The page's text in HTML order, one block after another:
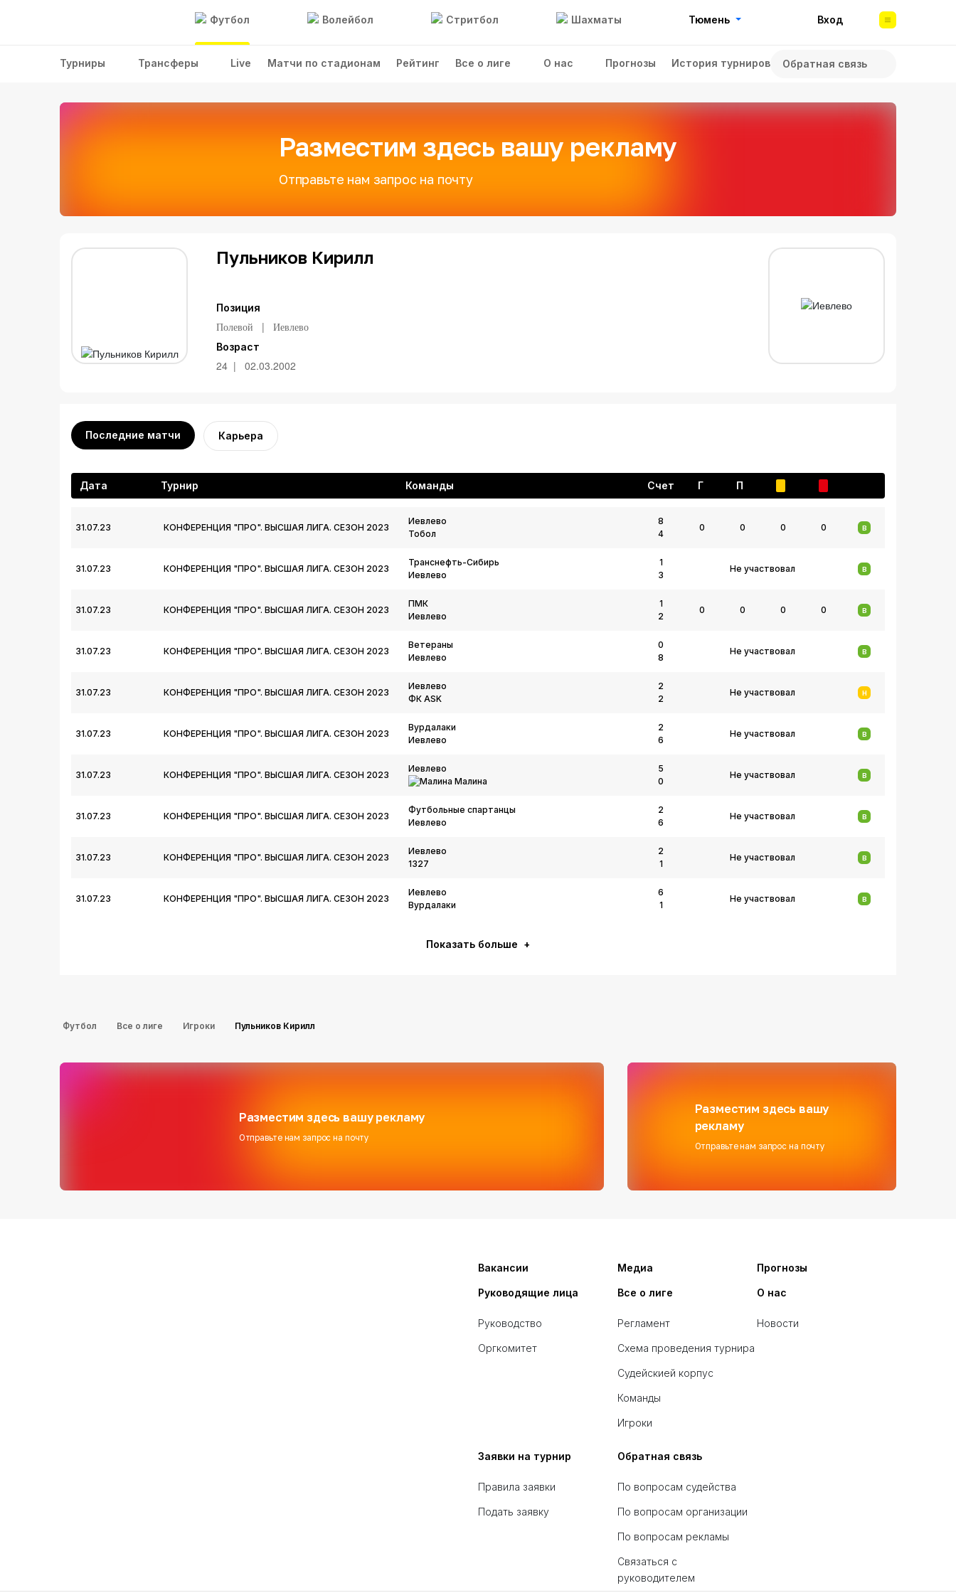
Футбол Волейбол Стритбол Шахматы Тюмень Вход
Турниры Трансферы Live Матчи по стадионам Рейтинг Все о лиге О нас Прогнозы История турниров Обратная связь
Футбол Все о лиге Игроки Пульников Кирилл
Разместим здесь вашу рекламу
Отправьте нам запрос на почту
Пульников Кирилл
Позиция
Полевой Иевлево
Возраст
24 02.03.2002
Последние матчи Карьера
Дата Турнир Команды Счет Г П
31.07.23 КОНФЕРЕНЦИЯ "ПРО". ВЫСШАЯ ЛИГА. СЕЗОН 2023
Иевлево
Тобол
8
4
В
0 0 0 0
31.07.23 КОНФЕРЕНЦИЯ "ПРО". ВЫСШАЯ ЛИГА. СЕЗОН 2023
Транснефть-Сибирь
Иевлево
1
3
В
Не участвовал
31.07.23 КОНФЕРЕНЦИЯ "ПРО". ВЫСШАЯ ЛИГА. СЕЗОН 2023
ПМК
Иевлево
1
2
В
0 0 0 0
31.07.23 КОНФЕРЕНЦИЯ "ПРО". ВЫСШАЯ ЛИГА. СЕЗОН 2023
Ветераны
Иевлево
0
8
В
Не участвовал
31.07.23 КОНФЕРЕНЦИЯ "ПРО". ВЫСШАЯ ЛИГА. СЕЗОН 2023
Иевлево
ФК ASK
2
2
Н
Не участвовал
31.07.23 КОНФЕРЕНЦИЯ "ПРО". ВЫСШАЯ ЛИГА. СЕЗОН 2023
Вурдалаки
Иевлево
2
6
В
Не участвовал
31.07.23 КОНФЕРЕНЦИЯ "ПРО". ВЫСШАЯ ЛИГА. СЕЗОН 2023
Иевлево
Малина
5
0
В
Не участвовал
31.07.23 КОНФЕРЕНЦИЯ "ПРО". ВЫСШАЯ ЛИГА. СЕЗОН 2023
Футбольные спартанцы
Иевлево
2
6
В
Не участвовал
31.07.23 КОНФЕРЕНЦИЯ "ПРО". ВЫСШАЯ ЛИГА. СЕЗОН 2023
Иевлево
1327
2
1
В
Не участвовал
31.07.23 КОНФЕРЕНЦИЯ "ПРО". ВЫСШАЯ ЛИГА. СЕЗОН 2023
Иевлево
Вурдалаки
6
1
В
Не участвовал
Показать больше
Разместим здесь вашу рекламу
Отправьте нам запрос на почту
Разместим здесь вашу
рекламу
Отправьте нам запрос на почту
Все о лиге
Регламент
Схема проведения турнира
Судейскией корпус
Команды
Игроки
Заявки на турнир
Правила заявки
Подать заявку
Медиа Прогнозы
О нас
Новости
Вакансии
Руководящие лица
Руководство
Оргкомитет
Обратная связь
По вопросам судейства
По вопросам организации
По вопросам рекламы
Связаться с
руководителем